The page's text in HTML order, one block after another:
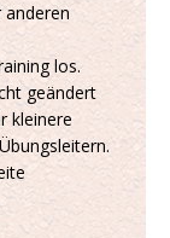
anderen
los.
geändert
kleinere